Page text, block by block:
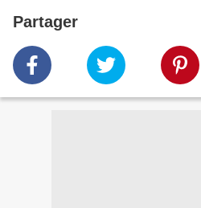
Partager